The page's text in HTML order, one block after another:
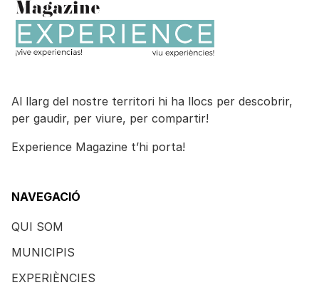
Al llarg del nostre territori hi ha llocs per descobrir,
per gaudir, per viure, per compartir!
Experience Magazine t’hi porta!
NAVEGACIÓ
QUI SOM
MUNICIPIS
EXPERIÈNCIES